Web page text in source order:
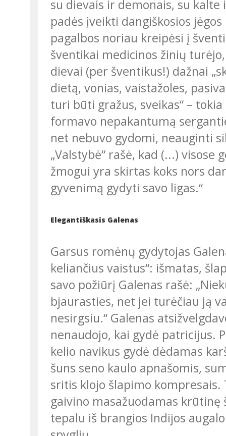
su dievais ir demonais, su
padės įveikti dangiškosios
pagalbos noriau kreipėsi į
šventikai medicinos žinių
dievai (per šventikus!) dažnai
dietą, vonias, vaistažoles,
turi būti gražus, sveikas“ –
formavo nepakantumą
net nebuvo gydomi, neauginti
„Valstybė“ rašė, kad (...) visose
žmogui yra skirtas koks nors
gyvenimą gydyti savo ligas.“
Elegantiškasis Galenas
Garsus romėnų gydytojas Galenas (2 a.) gydydamas naudojo ir „šleikštulį
keliančius vaistus“: išmatas,
savo požiūrį Galenas rašė:
bjaurasties, net jei turėčiau ją
nesirgsiu.“ Galenas
nenaudojo, kai gydė patricijus.
kelio navikus gydė dėdamas
šuns seno kaulo apnašomis,
sritis klojo šlapimo kompresais.
gaivino masažuodamas
tepalu iš brangios Indijos